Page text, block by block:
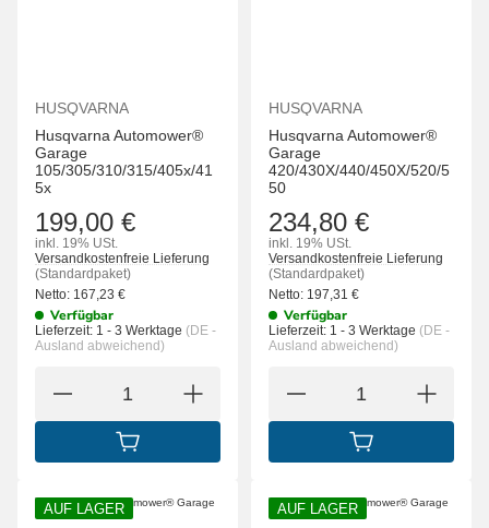
HUSQVARNA
Husqvarna Automower®
Garage
105/305/310/315/405x/41
5x
199,00 €
inkl. 19% USt.
Versandkostenfreie Lieferung
(Standardpaket)
Netto: 167,23 €
Verfügbar
Lieferzeit: 1 - 3 Werktage (DE -
Ausland abweichend)
IN DEN WARENKORB
HUSQVARNA
Husqvarna Automower®
Garage
420/430X/440/450X/520/5
50
234,80 €
inkl. 19% USt.
Versandkostenfreie Lieferung
(Standardpaket)
Netto: 197,31 €
Verfügbar
Lieferzeit: 1 - 3 Werktage (DE -
Ausland abweichend)
IN DEN
AUF LAGER AUF LAGER